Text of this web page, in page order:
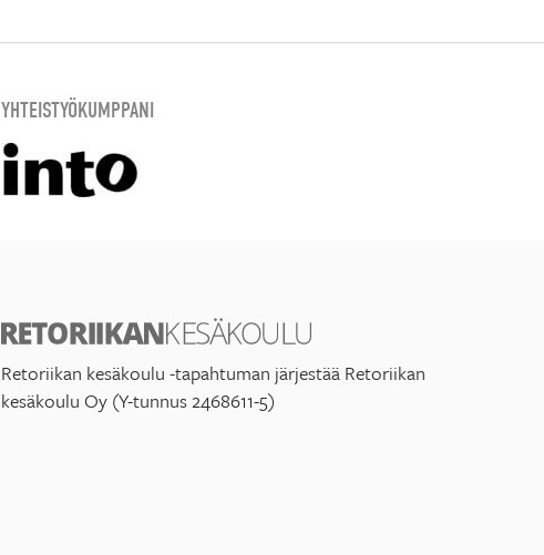
YHTEISTYÖKUMPPANI
Retoriikan kesäkoulu -tapahtuman järjestää Retoriikan
kesäkoulu Oy (Y-tunnus 2468611-5)